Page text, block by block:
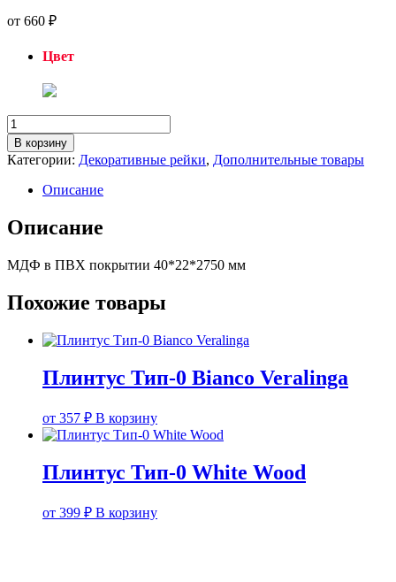
от 660 ₽
Цвет
Количество
товара
Декоративная
рейка
фоновая
LORD
В корзину
Категории: Декоративные рейки, Дополнительные товары
Описание
Описание
МДФ в ПВХ покрытии 40*22*2750 мм
Похожие товары
Плинтус Тип-0 Bianco Veralinga
от 357 ₽ В корзину
Плинтус Тип-0 White Wood
от 399 ₽ В корзину